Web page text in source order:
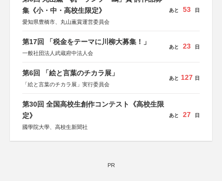
集《小・中・高校生限定》
愛知県豊橋市、丸山薫賞運営委員会
あと 53 日
第17回 「税金をテーマに川柳大募集！」
一般社団法人武蔵府中法人会
あと 23 日
第6回 「絵と言葉のチカラ展」
「絵と言葉のチカラ展」実行委員会
あと 127 日
第30回 全国高校生創作コンテスト《高校生限
定》
國學院大學、高校生新聞社
あと 27 日
PR